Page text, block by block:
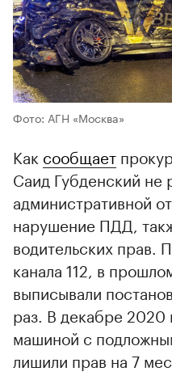
Фото: АГН «Москва»
Как сообщает
Саид Губденский не
административной
нарушение ПДД,
водительских прав.
канала 112, в
выписывали
раз. В декабре 2020
машиной с
лишили прав на 7